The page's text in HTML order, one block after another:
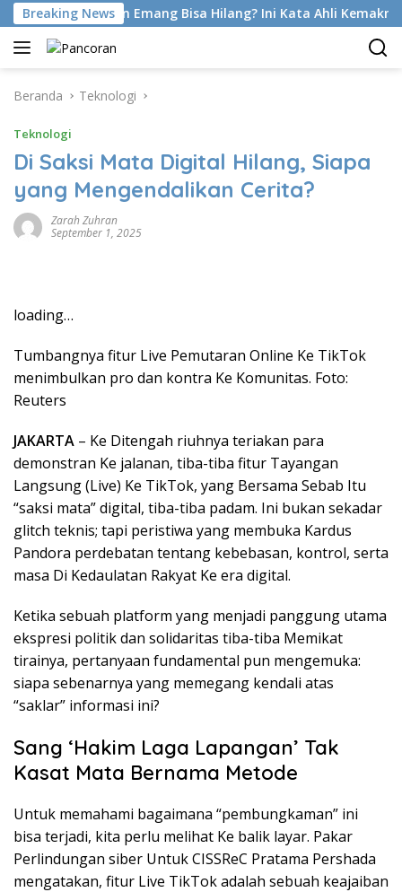
Langsung
ke
konten
Breaking News
Di Latihan Emang Bisa Hilang? Ini Kata Ahli Kemakmuran
Beranda Teknologi
Teknologi
Di Saksi Mata Digital Hilang, Siapa
yang Mengendalikan Cerita?
Zarah Zuhran
September 1, 2025
loading…
Tumbangnya fitur Live Pemutaran Online Ke TikTok
menimbulkan pro dan kontra Ke Komunitas. Foto:
Reuters
JAKARTA – Ke Ditengah riuhnya teriakan para
demonstran Ke jalanan, tiba-tiba fitur Tayangan
Langsung (Live) Ke TikTok, yang Bersama Sebab Itu
“saksi mata” digital, tiba-tiba padam. Ini bukan sekadar
glitch teknis; tapi peristiwa yang membuka Kardus
Pandora perdebatan tentang kebebasan, kontrol, serta
masa Di Kedaulatan Rakyat Ke era digital.
Ketika sebuah platform yang menjadi panggung utama
ekspresi politik dan solidaritas tiba-tiba Memikat
tirainya, pertanyaan fundamental pun mengemuka:
siapa sebenarnya yang memegang kendali atas
“saklar” informasi ini?
Sang ‘Hakim Laga Lapangan’ Tak
Kasat Mata Bernama Metode
Untuk memahami bagaimana “pembungkaman” ini
bisa terjadi, kita perlu melihat Ke balik layar. Pakar
Perlindungan siber Untuk CISSReC Pratama Pershada
mengatakan, fitur Live TikTok adalah sebuah keajaiban